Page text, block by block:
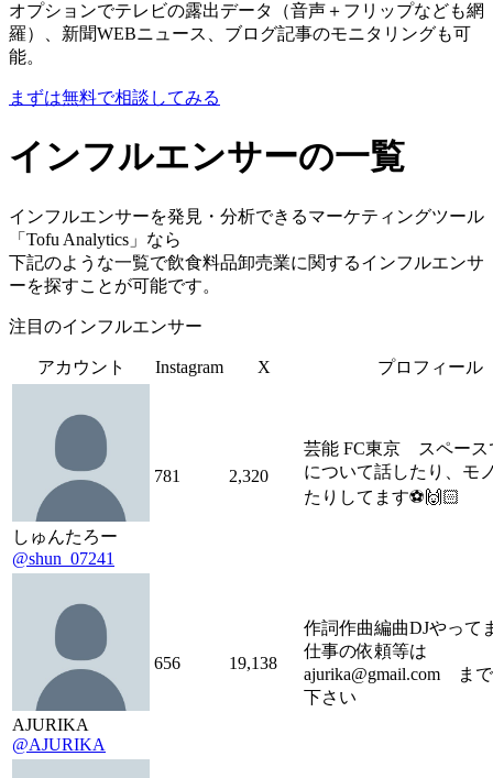
オプションでテレビの露出データ（音声＋フリップなども網
羅）、新聞WEBニュース、ブログ記事のモニタリングも可
能。
まずは無料で相談してみる
インフルエンサーの一覧
インフルエンサーを発見・分析できるマーケティングツール
「Tofu Analytics」なら
下記のような一覧で飲食料品卸売業に関するインフルエンサ
ーを探すことが可能です。
注目のインフルエンサー
アカウント Instagram X プロフィール
しゅんたろー
@shun_07241
781 2,320
芸能 FC東京 スペース
について話したり、モ
たりしてます⚽️🙌🏻
AJURIKA
@AJURIKA
656 19,138
作詞作曲編曲DJやって
仕事の依頼等は
ajurika@gmail.com ま
下さい